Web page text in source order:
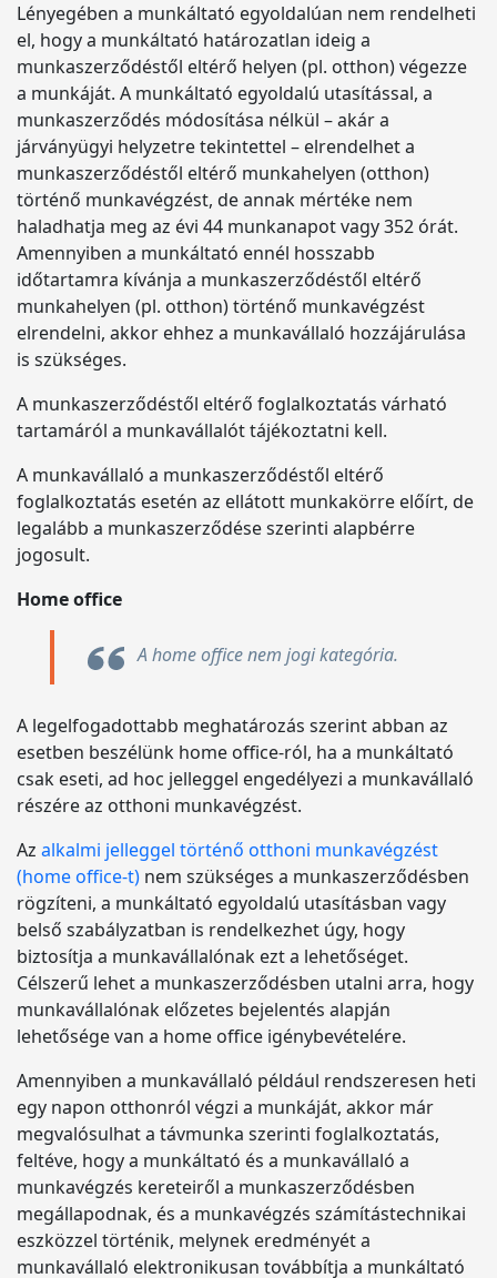
Lényegében a munkáltató egyoldalúan nem rendelheti
el, hogy a munkáltató határozatlan ideig a
munkaszerződéstől eltérő helyen (pl. otthon) végezze
a munkáját. A munkáltató egyoldalú utasítással, a
munkaszerződés módosítása nélkül – akár a
járványügyi helyzetre tekintettel – elrendelhet a
munkaszerződéstől eltérő munkahelyen (otthon)
történő munkavégzést, de annak mértéke nem
haladhatja meg az évi 44 munkanapot vagy 352 órát.
Amennyiben a munkáltató ennél hosszabb
időtartamra kívánja a munkaszerződéstől eltérő
munkahelyen (pl. otthon) történő munkavégzést
elrendelni, akkor ehhez a munkavállaló hozzájárulása
is szükséges.
A munkaszerződéstől eltérő foglalkoztatás várható
tartamáról a munkavállalót tájékoztatni kell.
A munkavállaló a munkaszerződéstől eltérő
foglalkoztatás esetén az ellátott munkakörre előírt, de
legalább a munkaszerződése szerinti alapbérre
jogosult.
Home office
A home office nem jogi kategória.
A legelfogadottabb meghatározás szerint abban az
esetben beszélünk home office-ról, ha a munkáltató
csak eseti, ad hoc jelleggel engedélyezi a munkavállaló
részére az otthoni munkavégzést.
Az alkalmi jelleggel történő otthoni munkavégzést
(home office-t) nem szükséges a munkaszerződésben
rögzíteni, a munkáltató egyoldalú utasításban vagy
belső szabályzatban is rendelkezhet úgy, hogy
biztosítja a munkavállalónak ezt a lehetőséget.
Célszerű lehet a munkaszerződésben utalni arra, hogy
munkavállalónak előzetes bejelentés alapján
lehetősége van a home office igénybevételére.
Amennyiben a munkavállaló például rendszeresen heti
egy napon otthonról végzi a munkáját, akkor már
megvalósulhat a távmunka szerinti foglalkoztatás,
feltéve, hogy a munkáltató és a munkavállaló a
munkavégzés kereteiről a munkaszerződésben
megállapodnak, és a munkavégzés számítástechnikai
eszközzel történik, melynek eredményét a
munkavállaló elektronikusan továbbítja a munkáltató